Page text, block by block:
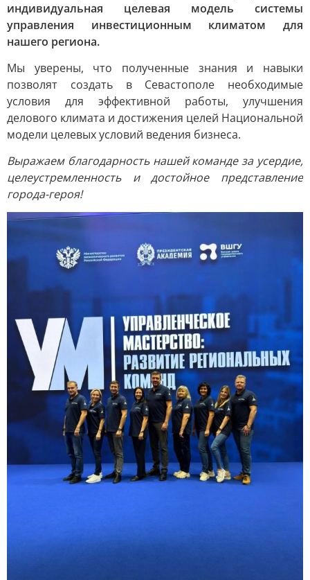
индивидуальная целевая модель системы
управления инвестиционным климатом для
нашего региона.
Мы уверены, что полученные знания и навыки
позволят создать в Севастополе необходимые
условия для эффективной работы, улучшения
делового климата и достижения целей Национальной
модели целевых условий ведения бизнеса.
Выражаем благодарность нашей команде за усердие,
целеустремленность и достойное представление
города-героя!